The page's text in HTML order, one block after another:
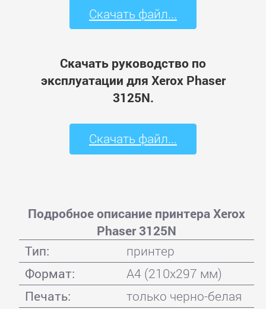
Скачать файл...
Скачать руководство по
эксплуатации для Xerox Phaser
3125N.
Скачать файл...
Подробное описание принтера Xerox
Phaser 3125N
Тип:
принтер
Формат:
A4 (210x297 мм)
Печать:
только черно-белая